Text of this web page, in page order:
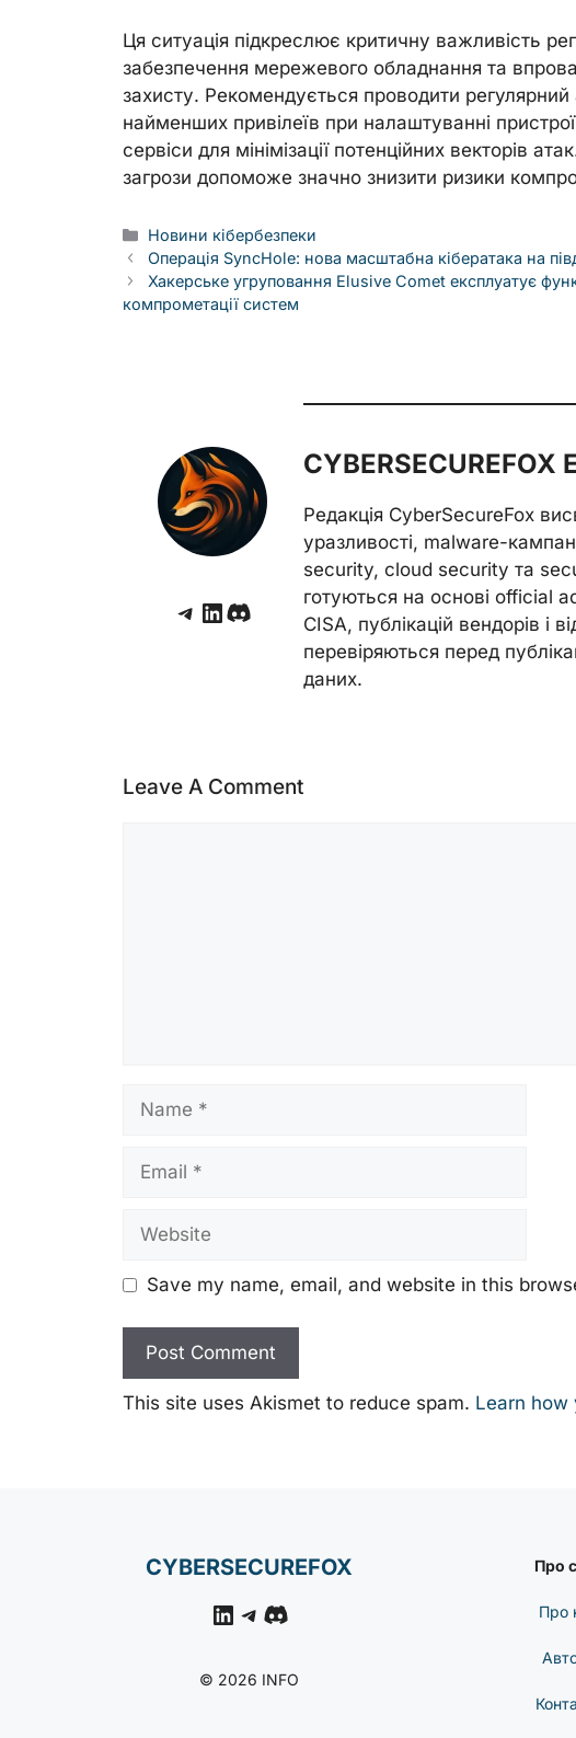
Ця ситуація підкреслює критичну важливість
забезпечення мережевого обладнання та
захисту. Рекомендується проводити
найменших привілеїв при налаштуванні
сервіси для мінімізації потенційних векторів
загрози допоможе значно знизити ризики
Categories
Новини кібербезпеки
Операція SyncHole: нова масштабна кібератака на
Хакерське угруповання Elusive Comet експлуатує
компрометації систем
Telegram
LinkedIn
Discord
CYBERSECUREFOX
Редакція CyberSecureFox
уразливості, malware-
security, cloud security та
готуються на основі official
CISA, публікацій вендорів і
перевіряються перед
даних.
Leave A Comment
Name
Email
Website
Save my name, email, and website in this
This site uses Akismet to reduce spam. Learn how
CYBERSECUREFOX
LinkedIn
Telegram
Discord
© 2026 INFO
Про
Про